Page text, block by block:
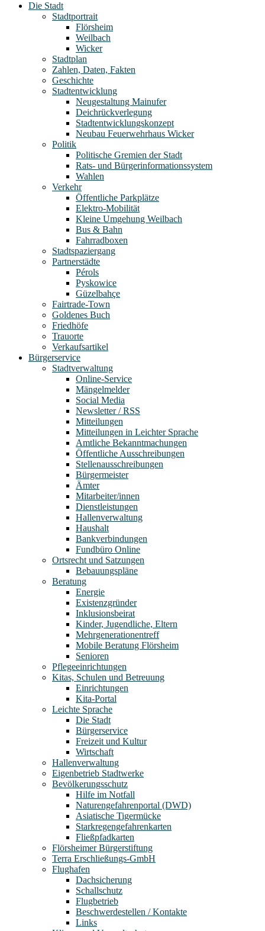
Die Stadt
Stadtportrait
Flörsheim
Weilbach
Wicker
Stadtplan
Zahlen, Daten, Fakten
Geschichte
Stadtentwicklung
Neugestaltung Mainufer
Deichrückverlegung
Stadtentwicklungskonzept
Neubau Feuerwehrhaus Wicker
Politik
Politische Gremien der Stadt
Rats- und Bürgerinformationssystem
Wahlen
Verkehr
Öffentliche Parkplätze
Elektro-Mobilität
Kleine Umgehung Weilbach
Bus & Bahn
Fahrradboxen
Stadtspaziergang
Partnerstädte
Pérols
Pyskowice
Güzelbahçe
Fairtrade-Town
Goldenes Buch
Friedhöfe
Trauorte
Verkaufsartikel
Bürgerservice
Stadtverwaltung
Online-Service
Mängelmelder
Social Media
Newsletter / RSS
Mitteilungen
Mitteilungen in Leichter Sprache
Amtliche Bekanntmachungen
Öffentliche Ausschreibungen
Stellenausschreibungen
Bürgermeister
Ämter
Mitarbeiter/innen
Dienstleistungen
Hallenverwaltung
Haushalt
Bankverbindungen
Fundbüro Online
Ortsrecht und Satzungen
Bebauungspläne
Beratung
Energie
Existenzgründer
Inklusionsbeirat
Kinder, Jugendliche, Eltern
Mehrgenerationentreff
Mobile Beratung Flörsheim
Senioren
Pflegeeinrichtungen
Kitas, Schulen und Betreuung
Einrichtungen
Kita-Portal
Leichte Sprache
Die Stadt
Bürgerservice
Freizeit und Kultur
Wirtschaft
Hallenverwaltung
Eigenbetrieb Stadtwerke
Bevölkerungsschutz
Hilfe im Notfall
Naturengefahrenportal (DWD)
Asiatische Tigermücke
Starkregengefahrenkarten
Fließpfadkarten
Flörsheimer Bürgerstiftung
Terra Erschließungs-GmbH
Flughafen
Dachsicherung
Schallschutz
Flugbetrieb
Beschwerdestellen / Kontakte
Links